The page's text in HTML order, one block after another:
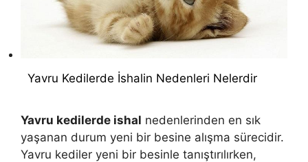
Yavru Kedilerde İshalin Nedenleri Nelerdir
Yavru kedilerde ishal nedenlerinden en sık
yaşanan durum yeni bir besine alışma sürecidir.
Yavru kediler yeni bir besinle tanıştırılırken,